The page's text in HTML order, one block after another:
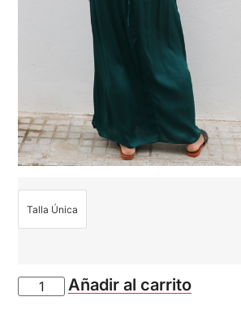
Talla Única
Añadir al carrito